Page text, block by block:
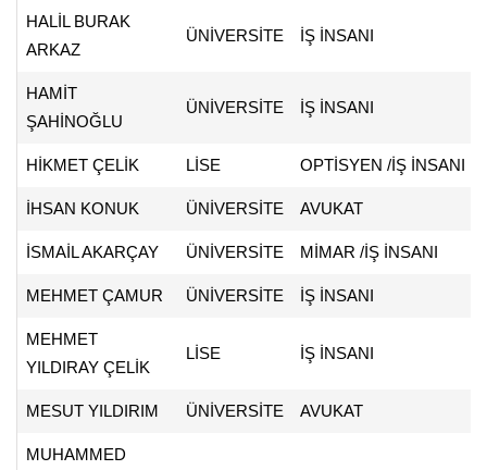
HALİL BURAK
ARKAZ
ÜNİVERSİTE İŞ İNSANI
HAMİT
ŞAHİNOĞLU
ÜNİVERSİTE İŞ İNSANI
HİKMET ÇELİK LİSE OPTİSYEN /İŞ İNSANI
İHSAN KONUK ÜNİVERSİTE AVUKAT
İSMAİL AKARÇAY ÜNİVERSİTE MİMAR /İŞ İNSANI
MEHMET ÇAMUR ÜNİVERSİTE İŞ İNSANI
MEHMET
YILDIRAY ÇELİK
LİSE İŞ İNSANI
MESUT YILDIRIM ÜNİVERSİTE AVUKAT
MUHAMMED